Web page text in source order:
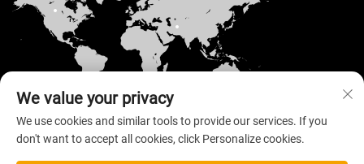
Автоматен © 2026 Welloo Electronic Technology
Co., Ltd. Всички права запазени. —Политика за
We value your privacy
We use cookies and similar tools to provide our services. If you
don't want to accept all cookies, click Personalize cookies.